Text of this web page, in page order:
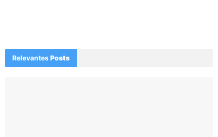
RelevantesPosts